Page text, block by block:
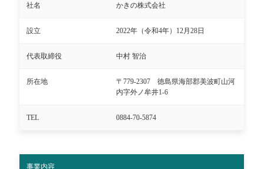
社名 かきの株式会社
設立 2022年（令和4年）12月28日
代表取締役 中村 智治
所在地
〒779-2307 徳島県海部郡美波町山河
内字外ノ牟井1-6
TEL 0884-70-5874
事業内容